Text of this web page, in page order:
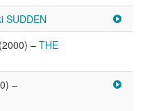
SUDDEN
(2000) – THE
–